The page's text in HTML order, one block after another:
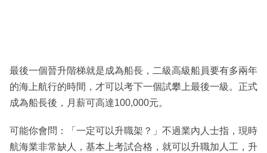
最後一個晉升階梯就是成為船長，二級高級船員要有多兩年
的海上航行的時間，才可以考下一個試攀上最後一級。正式
成為船長後，月薪可高達100,000元。
可能你會問：「一定可以升職架？」不過業內人士指，現時
航海業非常缺人，基本上考試合格，就可以升職加人工，升